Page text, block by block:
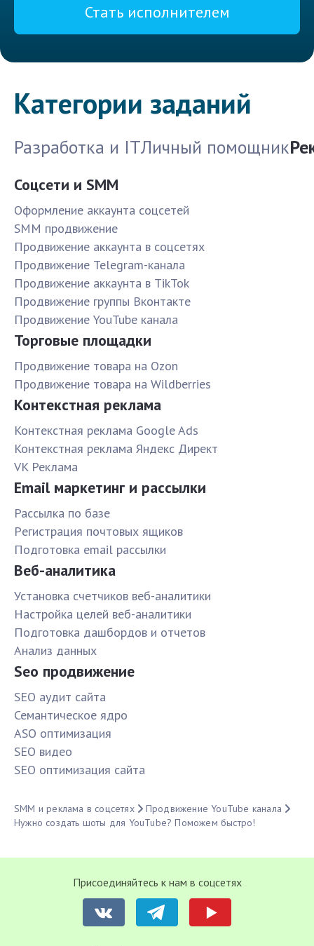
Стать исполнителем
Категории заданий
Разработка и ITЛичный помощник
Соцсети и SMM
Оформление аккаунта соцсетей
SMM продвижение
Продвижение аккаунта в соцсетях
Продвижение Telegram-канала
Продвижение аккаунта в TikTok
Продвижение группы Вконтакте
Продвижение YouTube канала
Торговые площадки
Продвижение товара на Ozon
Продвижение товара на Wildberries
Контекстная реклама
Контекстная реклама Google Ads
Контекстная реклама Яндекс Директ
VK Реклама
Email маркетинг и рассылки
Рассылка по базе
Pегистрация почтовых ящиков
Подготовка email рассылки
Веб-аналитика
Установка счетчиков веб-аналитики
Настройка целей веб-аналитики
Подготовка дашбордов и отчетов
Анализ данных
Seo продвижение
SЕО аудит сайта
Семантическое ядро
ASO оптимизация
SЕО видео
SЕО оптимизация сайта
SMM и реклама в соцсетях
Продвижение YouTube канала
Нужно создать шоты для YouTube? Поможем быстро!
Присоединяйтесь к нам в соцсетях